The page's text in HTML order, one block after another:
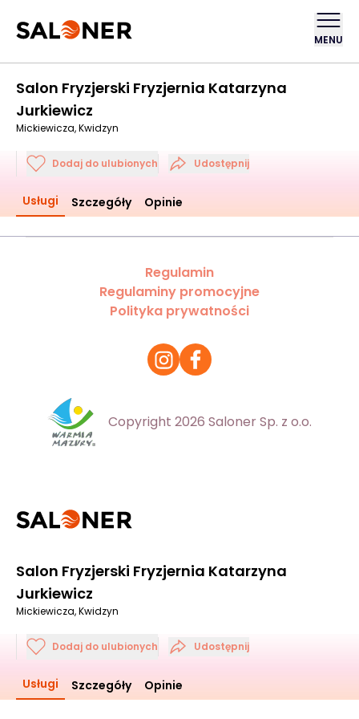
MENU
Salon Fryzjerski Fryzjernia Katarzyna
Jurkiewicz
Mickiewicza, Kwidzyn
Dodaj do ulubionych Udostępnij
Usługi Szczegóły Opinie
Regulamin
Regulaminy promocyjne
Polityka prywatności
Copyright 2026 Saloner Sp. z o.o.
Salon Fryzjerski Fryzjernia Katarzyna
Jurkiewicz
Mickiewicza, Kwidzyn
Dodaj do ulubionych Udostępnij
Usługi Szczegóły Opinie